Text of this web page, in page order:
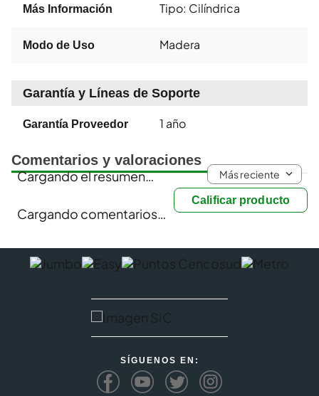
Más Información Tipo: Cilíndrica
Modo de Uso Madera
Garantía y Líneas de Soporte
Garantía Proveedor 1 año
Comentarios y valoraciones
Calificar producto
Cargando el resumen… Más reciente
Cargando comentarios…
SÍGUENOS EN: